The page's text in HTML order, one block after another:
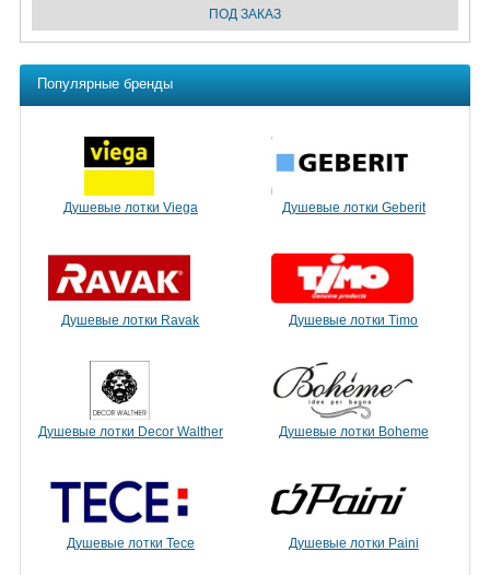
Популярные бренды
Душевые лотки Viega Душевые лотки Geberit
Душевые лотки Ravak Душевые лотки Timo
Душевые лотки Decor Walther Душевые лотки Boheme
Душевые лотки Tece Душевые лотки Paini